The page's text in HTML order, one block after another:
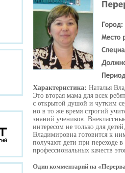
Город:
Место
Характеристика: Наталья
Это вторая мама для всех
с открытой душой и чутким
но в то же время строгий
знаний учеников.
интересом не только для
Владимировна готовится к
получают дети при переходе
профессиональных качеств
Один комментарий на